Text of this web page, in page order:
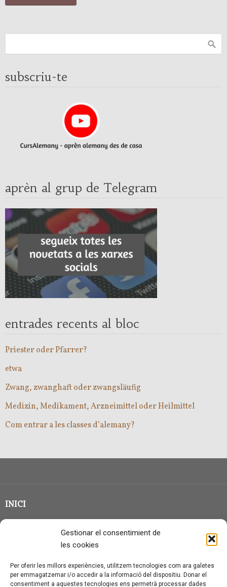
Gestionar el consentimient de
les cookies
Per oferir les millors experiències, utilitzem tecnologies com ara galetes
per emmagatzemar i/o accedir a la informació del dispositiu. Donar el
consentiment a aquestes tecnologies ens permetrà processar dades
subscriu-te
aprèn al grup de Telegram
entrades recents al bloc
Priester oder Pfarrer?
etwa
Zwang, zwanghaft oder zwangsläufig
Medizin, Medikament, Arzneimittel oder Heilmittel
Com entrar a les classes d’alemany?
INICI
CLASSE EN GRUP
QUI SOC?
CONTACTE